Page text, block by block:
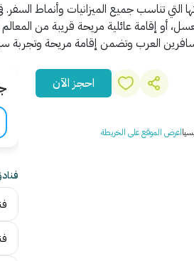
التي تناسب جميع الميزانيات وأنماط
إقامة عائلية مريحة قريبة من المعالم
العرب وتضمن إقامة مريحة وتجربة
احجز الآن
اعرض الموقع على الخريطة